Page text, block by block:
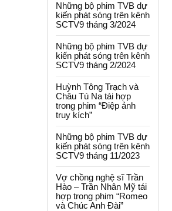
Những bộ phim TVB dự
kiến phát sóng trên kênh
SCTV9 tháng 3/2024
Những bộ phim TVB dự
kiến phát sóng trên kênh
SCTV9 tháng 2/2024
Huỳnh Tông Trạch và
Châu Tú Na tái hợp
trong phim “Điệp ảnh
truy kích”
Những bộ phim TVB dự
kiến phát sóng trên kênh
SCTV9 tháng 11/2023
Vợ chồng nghệ sĩ Trần
Hào – Trần Nhân Mỹ tái
hợp trong phim “Romeo
và Chúc Anh Đài”